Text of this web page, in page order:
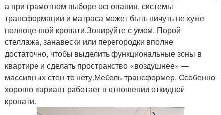
а при грамотном выборе основания, системы
трансформации и матраса может быть ничуть не хуже
полноценной кровати.Зонируйте с умом. Порой
стеллажа, занавески или перегородки вполне
достаточно, чтобы выделить функциональные зоны в
квартире и сделать пространство «воздушнее» —
массивных стен-то нету.Мебель-трансформер. Особенно
хорошо вариант работает в отношении откидной
кровати.